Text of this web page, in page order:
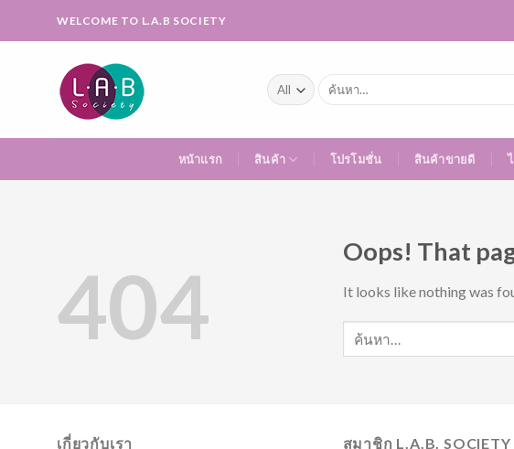
WELCOME TO L.A.B SOCIETY
ค้นหา:
หน้าแรก สินค้า โปรโมชั่น สินค้าขายดี
404
Oops! That
It looks like nothing was
เกี่ยวกับเรา สมาชิก L.A.B. SOCIETY